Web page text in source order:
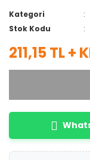
Kategori
Stok Kodu
211,15 TL +